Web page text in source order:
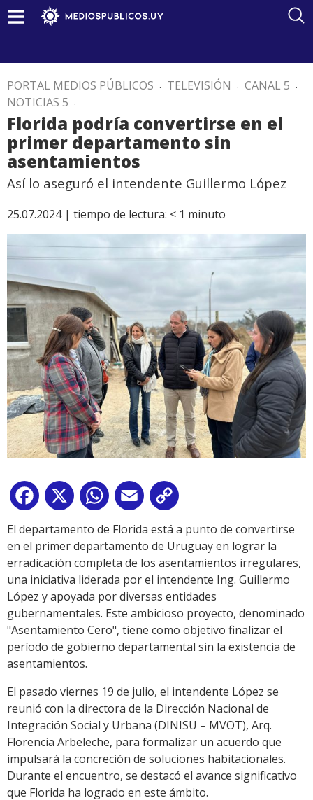
PORTAL MEDIOS PÚBLICOS . TELEVISIÓN . CANAL 5 .
NOTICIAS 5 .
Florida podría convertirse en el
primer departamento sin
asentamientos
Así lo aseguró el intendente Guillermo López
25.07.2024 | tiempo de lectura: < 1 minuto
Facebook
X WhatsApp
Email
Link
El departamento de Florida está a punto de convertirse
en el primer departamento de Uruguay en lograr la
erradicación completa de los asentamientos irregulares,
una iniciativa liderada por el intendente Ing. Guillermo
López y apoyada por diversas entidades
gubernamentales. Este ambicioso proyecto, denominado
"Asentamiento Cero", tiene como objetivo finalizar el
período de gobierno departamental sin la existencia de
asentamientos.
El pasado viernes 19 de julio, el intendente López se
reunió con la directora de la Dirección Nacional de
Integración Social y Urbana (DINISU – MVOT), Arq.
Florencia Arbeleche, para formalizar un acuerdo que
impulsará la concreción de soluciones habitacionales.
Durante el encuentro, se destacó el avance significativo
que Florida ha logrado en este ámbito.